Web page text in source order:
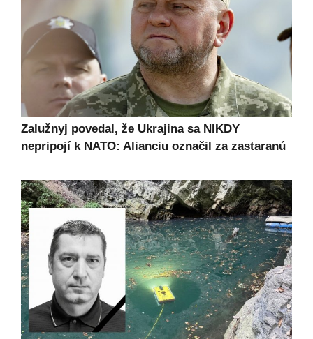
Zalužnyj povedal, že Ukrajina sa NIKDY
nepripojí k NATO: Alianciu označil za zastaranú